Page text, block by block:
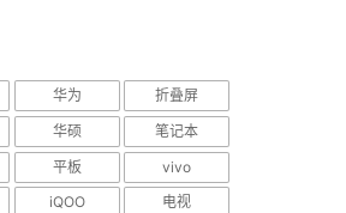
华为
折叠屏
华硕
笔记本
平板
vivo
iQOO
电视